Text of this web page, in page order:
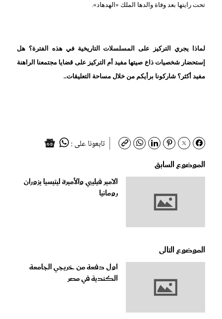
تحت رايتها بعد وفاة والدها الملك «الهدهاد»
لماذا يجري التركيز على المسلسلات التاريخية في هذه الفترة؟ هل
إستحضار شخصيات ذاع صيتها مفيد أم التركيز على قضايا مجتمعنا الراهنة
مفيد أكثر؟ شاركونا برأيكم من خلال مساحة التعليقات..
تابعونا على :
الموضوع السابق
الامير فيليبي والأميرة ليتيسيا يزوران
رومانيا
الموضوع التالى
اول دفعة من خريجي الجامعة
الكندية في مصر